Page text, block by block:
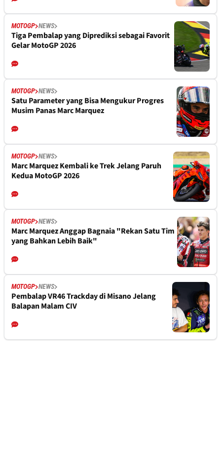
MOTOGP NEWS
Tiga Pembalap yang Diprediksi sebagai Favorit
Gelar MotoGP 2026
MOTOGP NEWS
Satu Parameter yang Bisa Mengukur Progres
Musim Panas Marc Marquez
MOTOGP NEWS
Marc Marquez Kembali ke Trek Jelang Paruh
Kedua MotoGP 2026
MOTOGP NEWS
Marc Marquez Anggap Bagnaia "Rekan Satu Tim
yang Bahkan Lebih Baik"
MOTOGP NEWS
Pembalap VR46 Trackday di Misano Jelang
Balapan Malam CIV